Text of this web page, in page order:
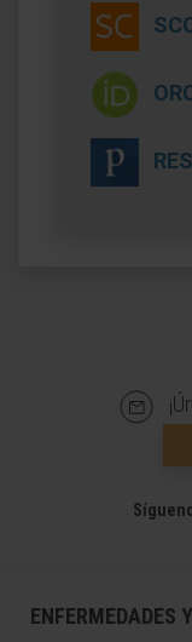
ENFERMEDADES